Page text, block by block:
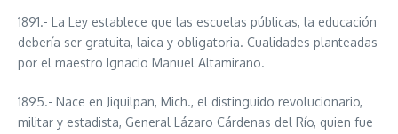
1891.- La Ley establece que las escuelas públicas, la educación
debería ser gratuita, laica y obligatoria. Cualidades planteadas
por el maestro Ignacio Manuel Altamirano.
1895.- Nace en Jiquilpan, Mich., el distinguido revolucionario,
militar y estadista, General Lázaro Cárdenas del Río, quien fue